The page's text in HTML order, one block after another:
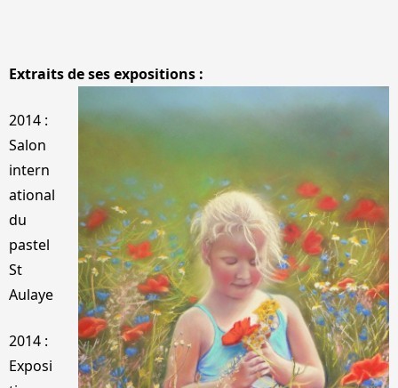
Extraits de ses expositions :
2014 :
Salon
intern
ational
du
pastel
St
Aulaye
2014 :
Exposi